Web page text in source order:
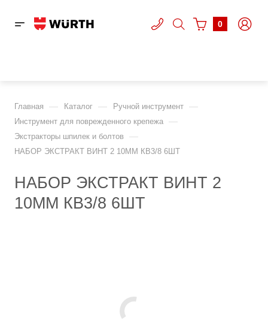
0
Главная — Каталог — Ручной инструмент —
Инструмент для поврежденного крепежа —
Экстракторы шпилек и болтов —
НАБОР ЭКСТРАКТ ВИНТ 2 10MM КВ3/8 6ШТ
НАБОР ЭКСТРАКТ ВИНТ 2
10MM КВ3/8 6ШТ